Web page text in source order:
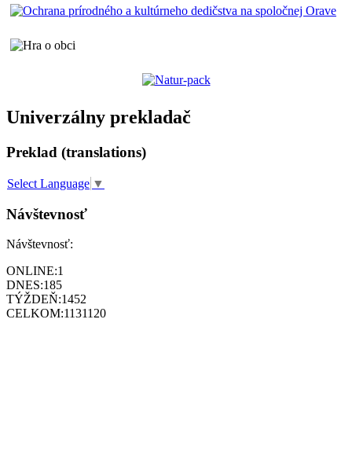
Univerzálny prekladač
Preklad (translations)
Select Language ▼
Návštevnosť
Návštevnosť:
ONLINE:1
DNES:185
TÝŽDEŇ:1452
CELKOM:1131120